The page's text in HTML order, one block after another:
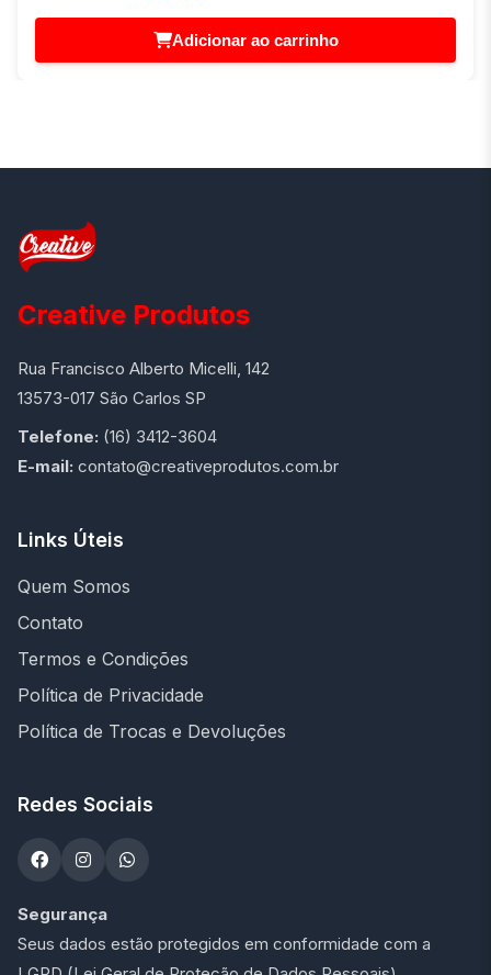
Adicionar ao carrinho
Creative Produtos
Rua Francisco Alberto Micelli, 142
13573-017 São Carlos SP
Telefone: (16) 3412-3604
E-mail: contato@creativeprodutos.com.br
Links Úteis
Quem Somos
Contato
Termos e Condições
Política de Privacidade
Política de Trocas e Devoluções
Redes Sociais
Segurança
Seus dados estão protegidos em conformidade com a